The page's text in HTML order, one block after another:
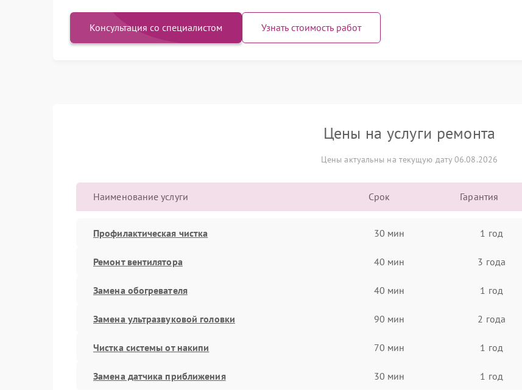
Консультация со специалистом Узнать стоимость работ
Цены на услуги ремонта
Цены актуальны на текущую дату 06.08.2026
Наименование услуги Срок Гарантия
Профилактическая чистка 30 мин 1 год
Ремонт вентилятора 40 мин 3 года
Замена обогревателя 40 мин 1 год
Замена ультразвуковой головки 90 мин 2 года
Чистка системы от накипи 70 мин 1 год
Замена датчика приближения 30 мин 1 год